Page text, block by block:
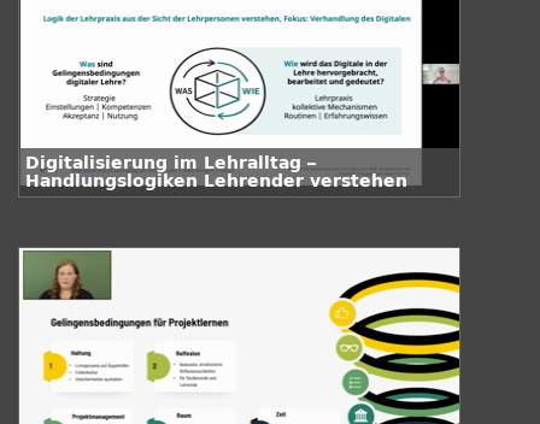
Digitalisierung im Lehralltag –
Handlungslogiken Lehrender verstehen